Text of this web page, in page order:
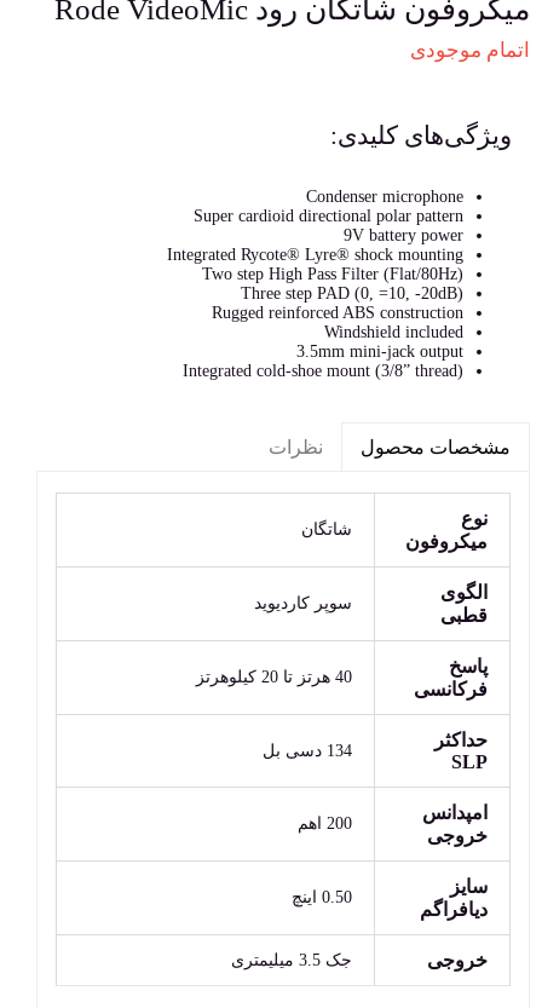
میکروفون شاتگان رود Rode VideoMic
اتمام موجودی
ویژگی‌های کلیدی:
Condenser microphone
Super cardioid directional polar pattern
9V battery power
Integrated Rycote® Lyre® shock mounting
Two step High Pass Filter (Flat/80Hz)
Three step PAD (0, =10, -20dB)
Rugged reinforced ABS construction
Windshield included
3.5mm mini-jack output
Integrated cold-shoe mount (3/8” thread)
مشخصات محصول نظرات
نوع
میکروفون
شاتگان
الگوی
قطبی
سوپر کاردیوید
پاسخ
فرکانسی
40 هرتز تا 20 کیلوهرتز
حداکثر
SLP
134 دسی بل
امپدانس
خروجی
200 اهم
سایز
دیافراگم
0.50 اینچ
خروجی جک 3.5 میلیمتری